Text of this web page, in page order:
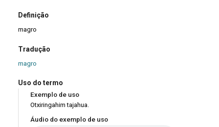
Definição
magro
Tradução
magro
Uso do termo
Exemplo de uso
Otxiringahim tajahua.
Áudio do exemplo de uso